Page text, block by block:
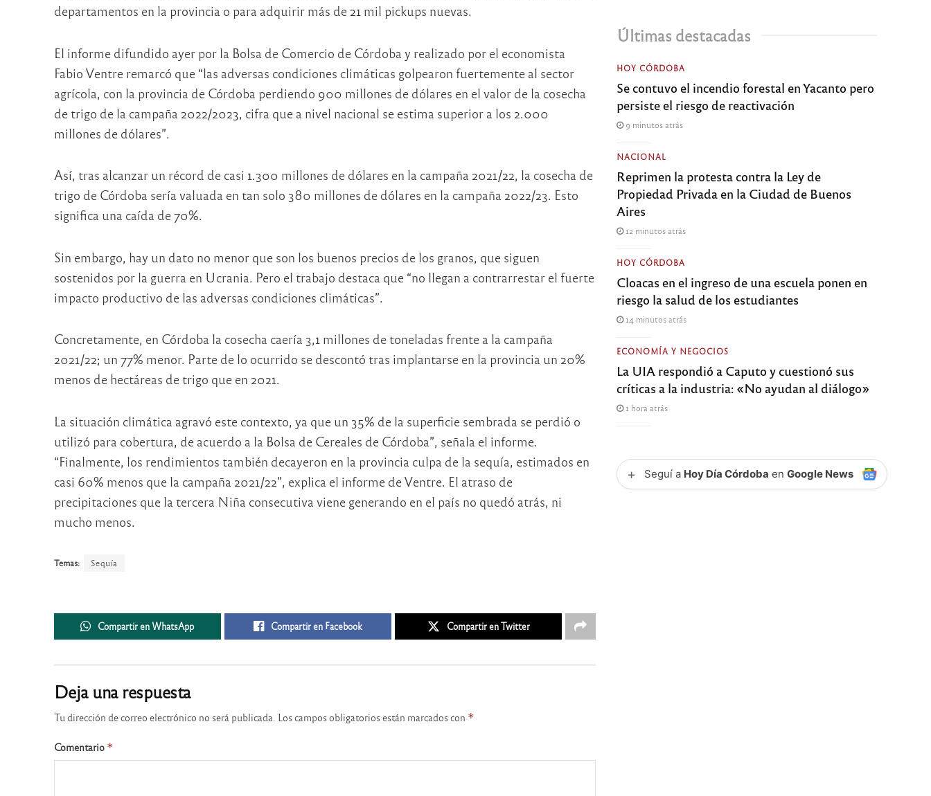
departamentos en la provincia o para adquirir más de 21 mil pickups nuevas.
El informe difundido ayer por la Bolsa de Comercio de Córdoba y realizado por el economista
Fabio Ventre remarcó que “las adversas condiciones climáticas golpearon fuertemente al sector
agrícola, con la provincia de Córdoba perdiendo 900 millones de dólares en el valor de la cosecha
de trigo de la campaña 2022/2023, cifra que a nivel nacional se estima superior a los 2.000
millones de dólares”.
Así, tras alcanzar un récord de casi 1.300 millones de dólares en la campaña 2021/22, la cosecha de
trigo de Córdoba sería valuada en tan solo 380 millones de dólares en la campaña 2022/23. Esto
significa una caída de 70%.
Sin embargo, hay un dato no menor que son los buenos precios de los granos, que siguen
sostenidos por la guerra en Ucrania. Pero el trabajo destaca que “no llegan a contrarrestar el fuerte
impacto productivo de las adversas condiciones climáticas”.
Concretamente, en Córdoba la cosecha caería 3,1 millones de toneladas frente a la campaña
2021/22; un 77% menor. Parte de lo ocurrido se descontó tras implantarse en la provincia un 20%
menos de hectáreas de trigo que en 2021.
La situación climática agravó este contexto, ya que un 35% de la superficie sembrada se perdió o
utilizó para cobertura, de acuerdo a la Bolsa de Cereales de Córdoba”, señala el informe.
“Finalmente, los rendimientos también decayeron en la provincia culpa de la sequía, estimados en
casi 60% menos que la campaña 2021/22”, explica el informe de Ventre. El atraso de
precipitaciones que la tercera Niña consecutiva viene generando en el país no quedó atrás, ni
mucho menos.
Temas: Sequía
Compartir en WhatsApp Compartir en Facebook Compartir en Twitter
Deja una respuesta
Tu dirección de correo electrónico no será publicada. Los campos obligatorios están marcados con *
Comentario *
Últimas destacadas
HOY CÓRDOBA
Se contuvo el incendio forestal en Yacanto pero
persiste el riesgo de reactivación
9 minutos atrás
NACIONAL
Reprimen la protesta contra la Ley de
Propiedad Privada en la Ciudad de Buenos
Aires
12 minutos atrás
HOY CÓRDOBA
Cloacas en el ingreso de una escuela ponen en
riesgo la salud de los estudiantes
14 minutos atrás
ECONOMÍA Y NEGOCIOS
La UIA respondió a Caputo y cuestionó sus
críticas a la industria: «No ayudan al diálogo»
1 hora atrás
+ Seguí a Hoy Día Córdoba enGoogle News